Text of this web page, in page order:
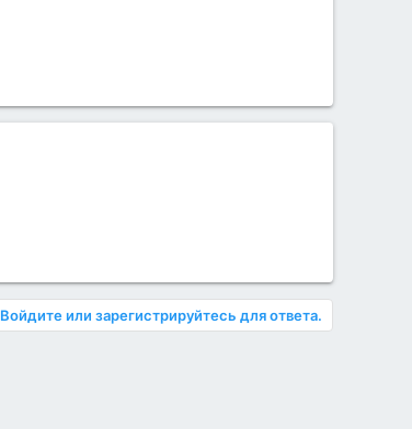
Войдите или зарегистрируйтесь для ответа.